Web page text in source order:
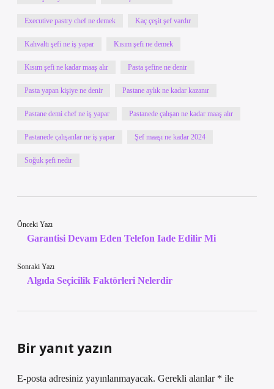
Executive pastry chef ne demek Kaç çeşit şef vardır
Kahvaltı şefi ne iş yapar Kısım şefi ne demek
Kısım şefi ne kadar maaş alır Pasta şefine ne denir
Pasta yapan kişiye ne denir Pastane aylık ne kadar kazanır
Pastane demi chef ne iş yapar Pastanede çalışan ne kadar maaş alır
Pastanede çalışanlar ne iş yapar Şef maaşı ne kadar 2024
Soğuk şefi nedir
Önceki Yazı
Garantisi Devam Eden Telefon Iade Edilir Mi
Sonraki Yazı
Algıda Seçicilik Faktörleri Nelerdir
Bir yanıt yazın
E-posta adresiniz yayınlanmayacak. Gerekli alanlar * ile